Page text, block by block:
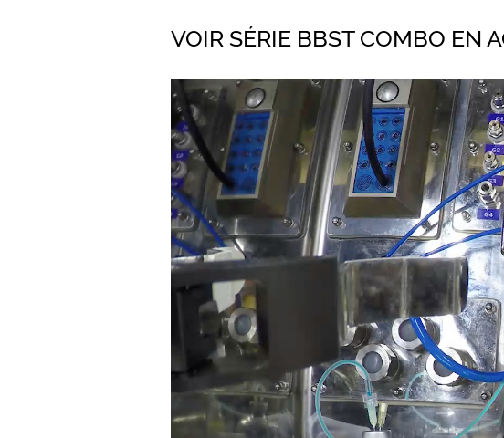
VOIR SÉRIE BBST COMBO EN